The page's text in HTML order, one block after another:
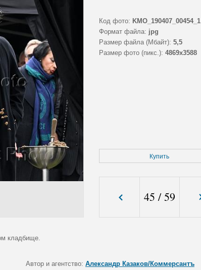
Код фото: KMO_190407_00454_1
Формат файла: jpg
Размер файла (Мбайт): 5,5
Размер фото (пикс.): 4869x3588
Купить
45 /59
кладбище.
Автор и агентство: Александр Казаков/Коммерсантъ